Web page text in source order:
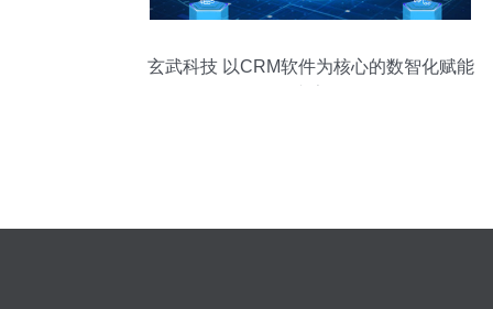
玄武科技 以CRM软件为核心的数智化赋能